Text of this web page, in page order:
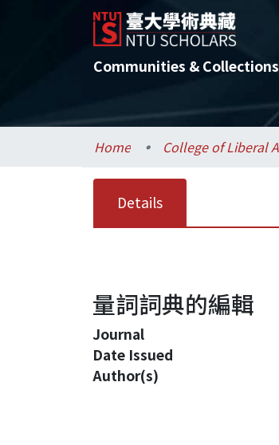
Communities & Collections
Home
Details
量詞詞典的編輯
Journal
Date Issued
Author(s)